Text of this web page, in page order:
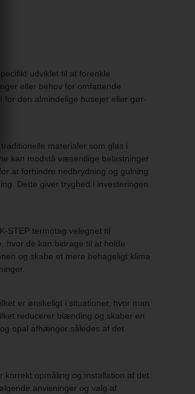
udviklet til at forenkle
eller behov for omfattende
den almindelige husejer eller gør-
materialer som glas i
kan modstå væsentlige belastninger
at forhindre nedbrydning og gulning
Dette giver tryghed i investeringen
STEP termotag velegnet til
hvor de kan bidrage til at holde
og skabe et mere behageligt klima
er ønskeligt i situationer, hvor man
reducerer blænding og skaber en
opal afhænger således af det
korrekt opmåling og installation af det
anvisninger og valg af